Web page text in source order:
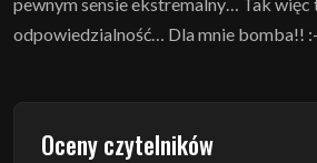
odpowiedzialność… Dla mnie bomba!!
Oceny czytelników